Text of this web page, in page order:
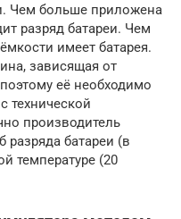
Чем больше приложена
разряд батареи. Чем
имеет батарея.
зависящая от
её необходимо
технической
производитель
батареи (в
температуре (20